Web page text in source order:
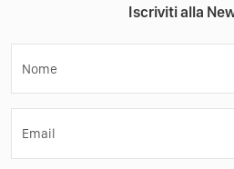
Iscriviti alla
Nome
Email